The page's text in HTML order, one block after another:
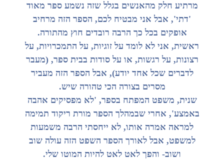
מרתיע חלק מהאנשים בגלל שזה נשמע ספר מאוד
'דתי', אבל אני מבטיח לכם, הספר הזה מרחיב
אופקים בכל כך הרבה רובדים חוץ מהתורה.
ראשית, אני לא לומד על זוגיות, על התמכרויות, על
רצונות, על רגשות, או על סודות בבית ספר, (מעבר
לדברים שכל אחד יודע), אבל הספר הזה מעביר
מסרים בצורה הכי טהורה שיש.
שנית, משפט המפתח בספר, 'לא מפסיקים אהבה
באמצע', אחרי שבמהלך הספר מורת ריקוד תמימה
למראה אמרה אותו, לא ייחסתי הרבה משמעות
למשפט, אבל לאורך הספר השפט הזה עולה שוב
ושוב- והפך לאט לאט להיות המוטו שלי.